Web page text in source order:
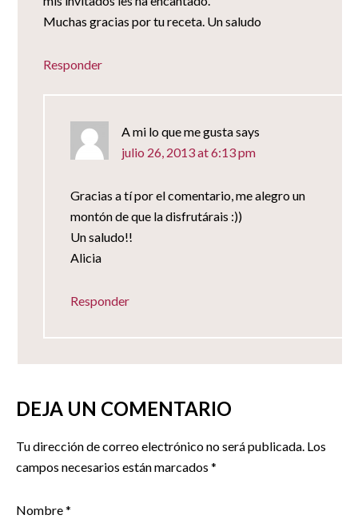
Muchas gracias por tu receta. Un saludo
Responder
A mi lo que me gustasays
julio 26, 2013 at 6:13 pm
Gracias a tí por el comentario, me alegro un
montón de que la disfrutárais :))
Un saludo!!
Alicia
Responder
DEJA UN COMENTARIO
Tu dirección de correo electrónico no será publicada. Los
campos necesarios están marcados *
Nombre*